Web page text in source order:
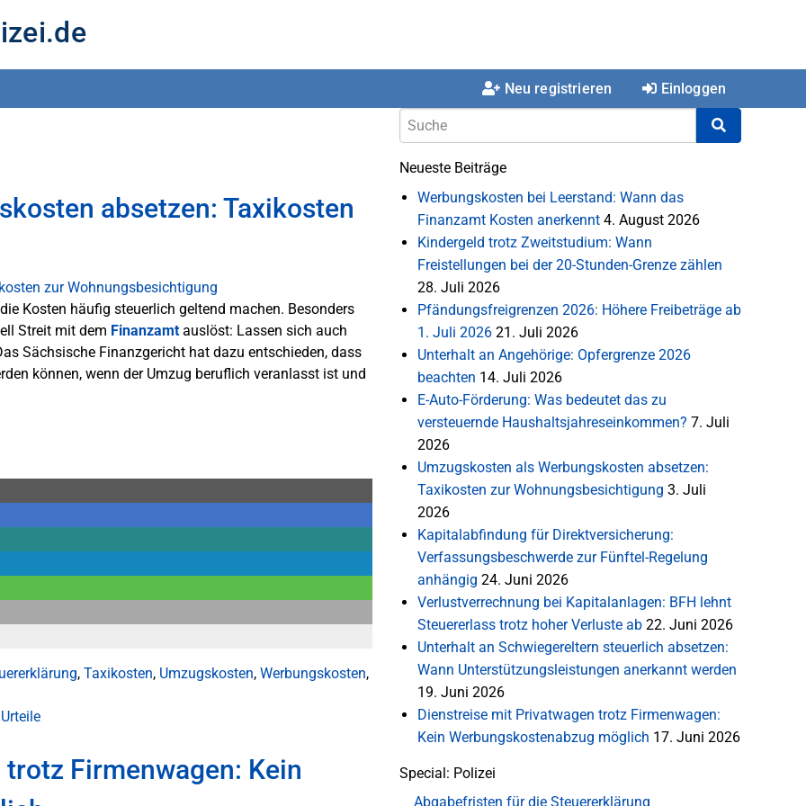
Neu registrieren Einloggen
absetzen: Taxikosten
Kosten häufig steuerlich geltend machen. Besonders
Streit mit dem Finanzamtauslöst: Lassen sich auch
Sächsische Finanzgericht hat dazu entschieden, dass
können, wenn der Umzug beruflich veranlasst ist und
, Taxikosten, Umzugskosten, Werbungskosten,
Urteile
Firmenwagen: Kein
Neueste Beiträge
Werbungskosten bei Leerstand: Wann das
Finanzamt Kosten anerkennt 4. August 2026
Kindergeld trotz Zweitstudium: Wann
Freistellungen bei der 20-Stunden-Grenze zählen
28. Juli 2026
Pfändungsfreigrenzen 2026: Höhere Freibeträge ab
1. Juli 2026 21. Juli 2026
Unterhalt an Angehörige: Opfergrenze 2026
beachten 14. Juli 2026
E-Auto-Förderung: Was bedeutet das zu
versteuernde Haushaltsjahreseinkommen? 7. Juli
2026
Umzugskosten als Werbungskosten absetzen:
Taxikosten zur Wohnungsbesichtigung 3. Juli
2026
Kapitalabfindung für Direktversicherung:
Verfassungsbeschwerde zur Fünftel-Regelung
anhängig 24. Juni 2026
Verlustverrechnung bei Kapitalanlagen: BFH lehnt
Steuererlass trotz hoher Verluste ab 22. Juni 2026
Unterhalt an Schwiegereltern steuerlich absetzen:
Wann Unterstützungsleistungen anerkannt werden
19. Juni 2026
Dienstreise mit Privatwagen trotz Firmenwagen:
Kein Werbungskostenabzug möglich 17. Juni 2026
Special: Polizei
Abgabefristen für die Steuererklärung